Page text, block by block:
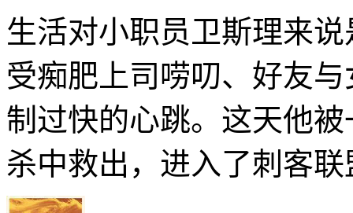
生活对小职员卫斯理来
受痴肥上司唠叨、好友
制过快的心跳。这天他
杀中救出，进入了刺客